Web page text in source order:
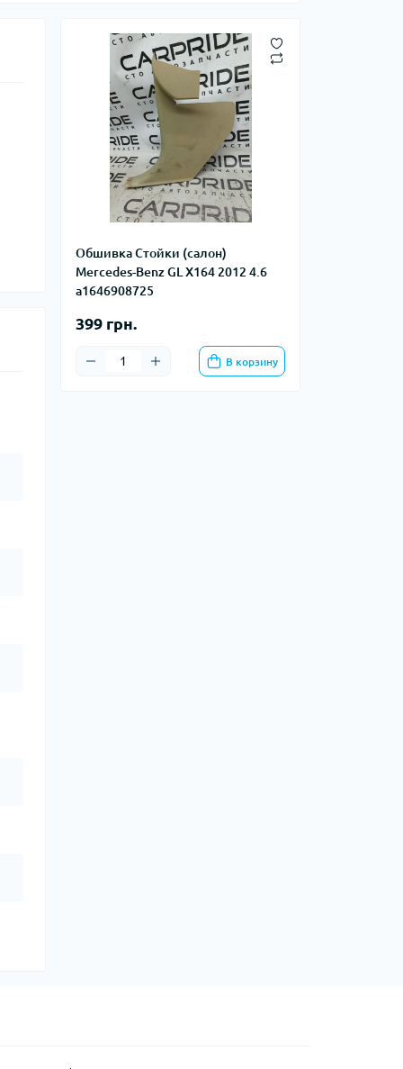
Обшивка Стойки (салон)
Mercedes-Benz GL X164 2012 4.6
a1646908725
399 грн.
В корзину